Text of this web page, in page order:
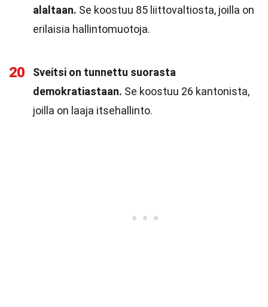
alaltaan. Se koostuu 85 liittovaltiosta, joilla on
erilaisia hallintomuotoja.
20
Sveitsi on tunnettu suorasta
demokratiastaan. Se koostuu 26 kantonista,
joilla on laaja itsehallinto.